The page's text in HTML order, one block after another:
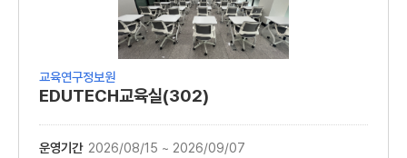
교육연구정보원
EDUTECH교육실(302)
운영기간 2026/08/15 ~ 2026/09/07